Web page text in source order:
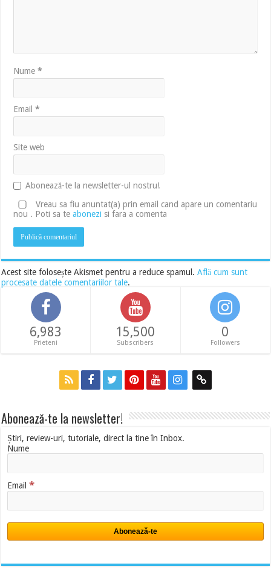
Nume*
Email*
Site web
Abonează-te la newsletter-ul nostru!
Vreau sa fiu anuntat(a) prin email cand apare un comentariu
nou . Poti sa teabonezi si fara a comenta
Acest site folosește Akismet pentru a reduce spamul.Află cum sunt
procesate datele comentariilor tale.
6,983
Prieteni
15,500
Subscribers
0
Followers
Abonează-te la newsletter!
Știri, review-uri, tutoriale, direct la tine în Inbox.
Nume
Email*